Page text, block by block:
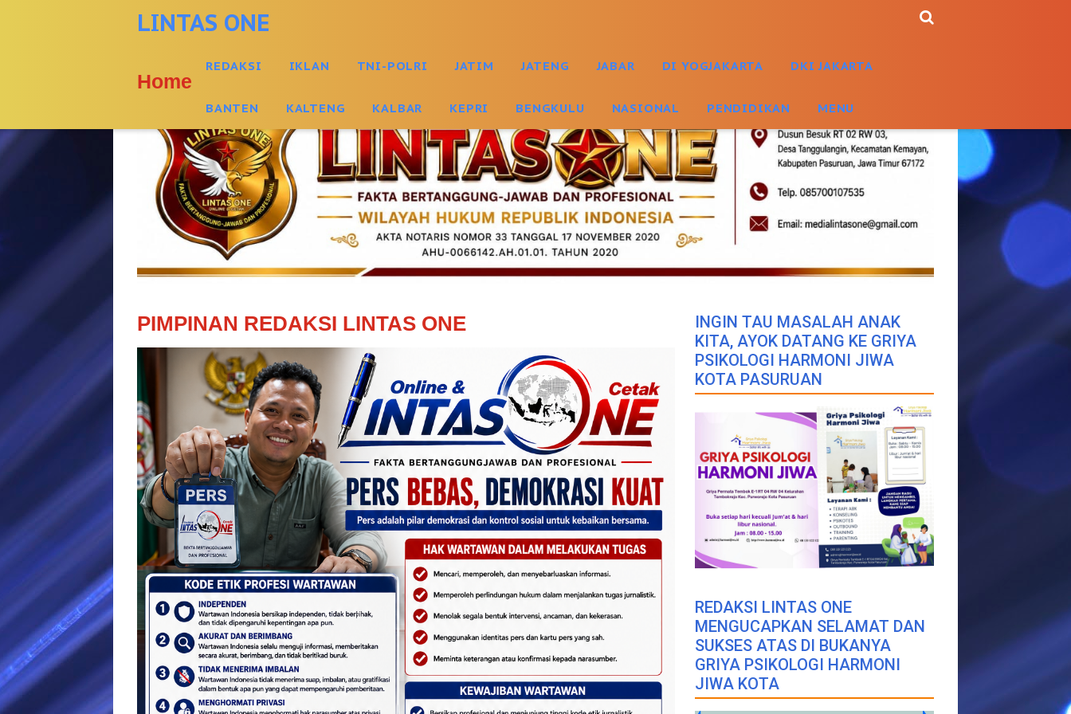
LINTAS ONE
Home
REDAKSI IKLAN TNI-POLRI JATIM JATENG JABAR DI YOGJAKARTA DKI JAKARTA
BANTEN KALTENG KALBAR KEPRI BENGKULU NASIONAL PENDIDIKAN MENU
PIMPINAN REDAKSI LINTAS ONE
INGIN TAU MASALAH ANAK
KITA, AYOK DATANG KE GRIYA
PSIKOLOGI HARMONI JIWA
KOTA PASURUAN
REDAKSI LINTAS ONE
MENGUCAPKAN SELAMAT DAN
SUKSES ATAS DI BUKANYA
GRIYA PSIKOLOGI HARMONI
JIWA KOTA